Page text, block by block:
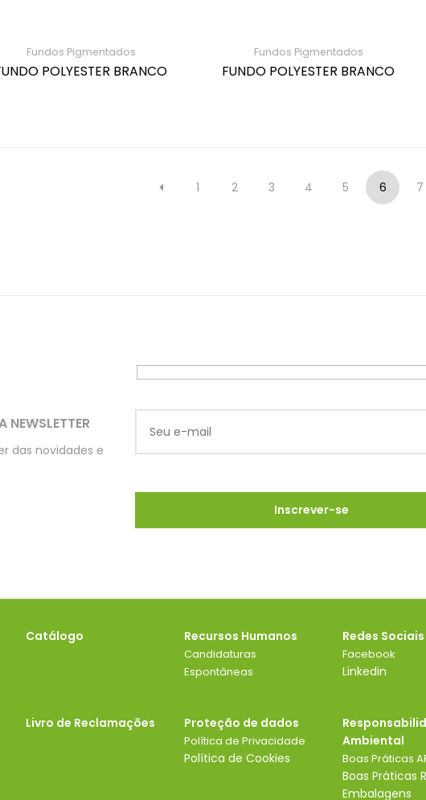
Fundos Pigmentados
POLYESTER BRANCO
Fundos Pigmentados
FUNDO POLYESTER BRANCO
1 2 3 4 5 6 7
NEWSLETTER
das novidades e
Catálogo Recursos Humanos
Candidaturas
Espontâneas
Redes Sociais
Facebook
Linkedin
Livro de Reclamações Proteção de dados
Política de Privacidade
Política de Cookies
Ambiental
Boas Práticas
Boas Práticas
Embalagens